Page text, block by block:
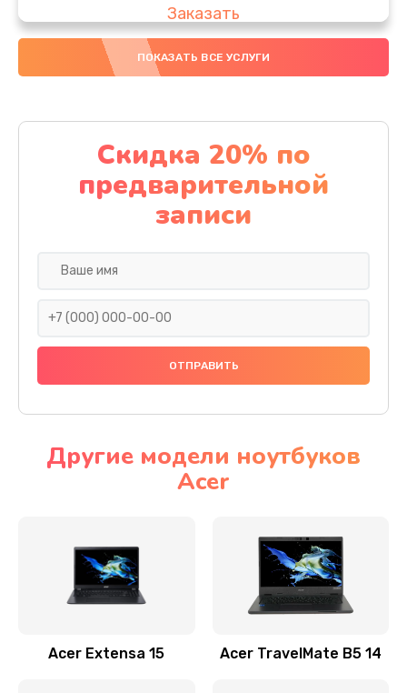
Заказать
Замена южного моста
Заказать
Чистка от пыли
1060 руб.
Заказать
Ремонт подсветки
Настройка BIOS
Замена видеочипа
Заказать
ПОКАЗАТЬ ВСЕ УСЛУГИ
Скидка 20% по
предварительной
записи
Другие модели ноутбуков
Acer
Acer Extensa 15 Acer TravelMate B5 14